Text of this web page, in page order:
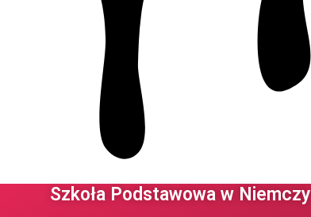
Szkoła Podstawowa w Niemczy ​